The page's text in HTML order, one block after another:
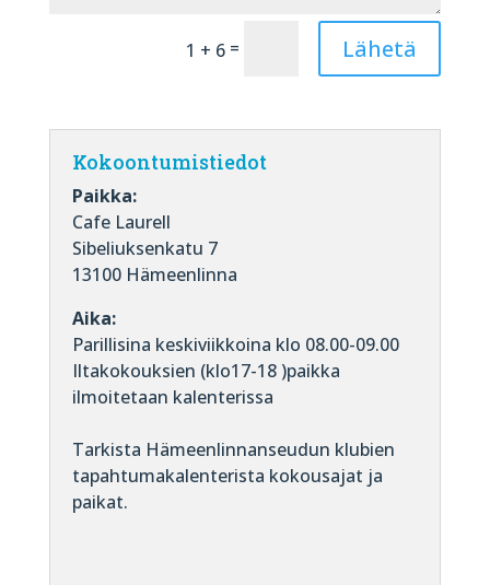
1 + 6 = Lähetä
Kokoontumistiedot
Paikka:
Cafe Laurell
Sibeliuksenkatu 7
13100 Hämeenlinna
Aika:
Parillisina keskiviikkoina klo 08.00-09.00
Iltakokouksien (klo17-18 )paikka
ilmoitetaan kalenterissa
Tarkista Hämeenlinnanseudun klubien
tapahtumakalenterista kokousajat ja
paikat.